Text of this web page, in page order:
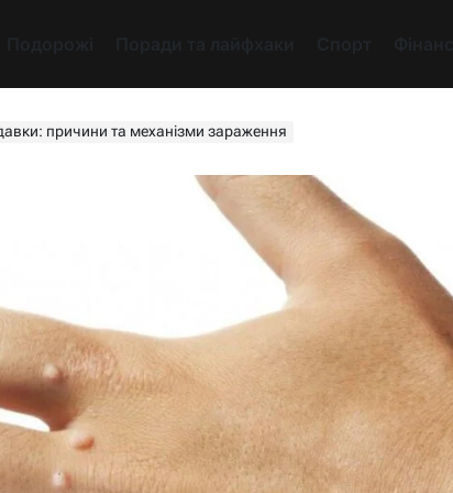
причини та механізми зараження